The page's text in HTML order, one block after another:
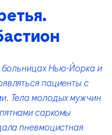
Нью-Йорка и
пациенты с
Тела молодых мужчин
саркомы
пневмоцистная